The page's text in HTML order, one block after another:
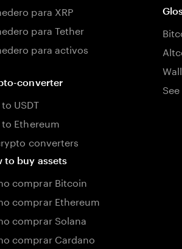
para XRP
para Tether
para activos
converter
to USDT
to Ethereum
converters
to buy assets
comprar Bitcoin
comprar Ethereum
comprar Solana
comprar Cardano